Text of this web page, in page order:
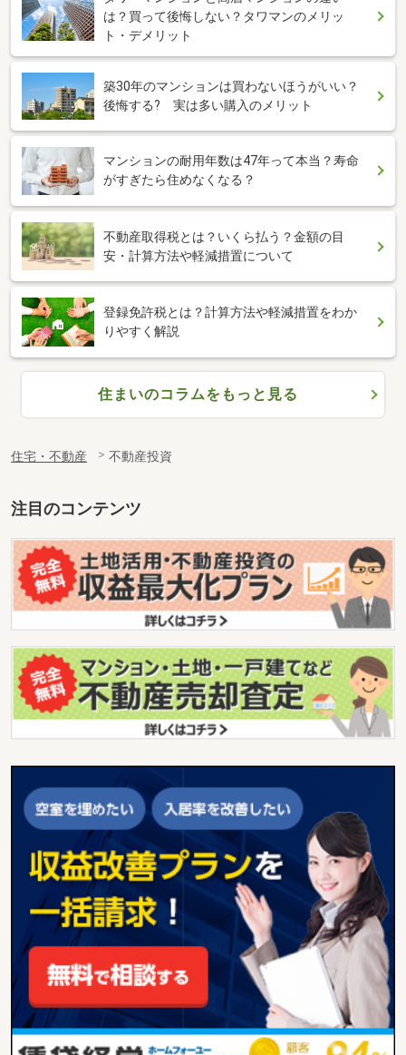
は？買って後悔しない？タワマンのメリッ
ト・デメリット
築30年のマンションは買わないほうがいい？
後悔する? 実は多い購入のメリット
マンションの耐用年数は47年って本当？寿命
がすぎたら住めなくなる？
不動産取得税とは？いくら払う？金額の目
安・計算方法や軽減措置について
登録免許税とは？計算方法や軽減措置をわか
りやすく解説
住まいのコラムをもっと見る
住宅・不動産 不動産投資
注目のコンテンツ